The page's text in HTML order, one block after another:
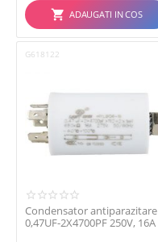
ADAUGATI IN COS
G618122
Condensator antiparazitare
0,47UF-2X4700PF 250V, 16A